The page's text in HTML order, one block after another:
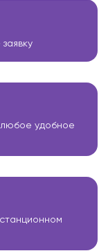
любое удобное